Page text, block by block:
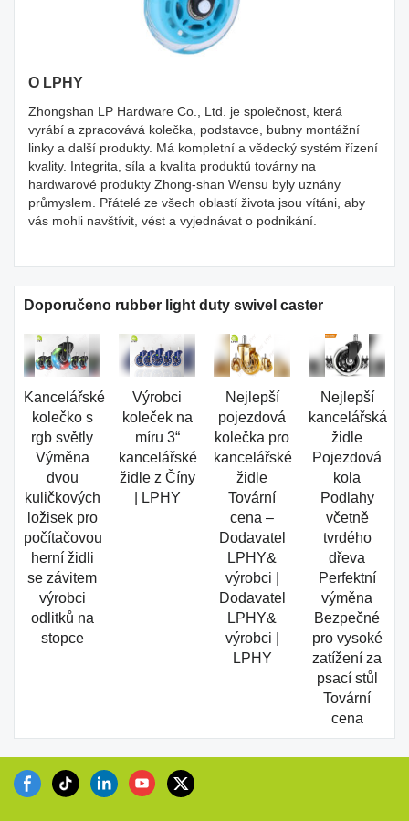
O LPHY
Zhongshan LP Hardware Co., Ltd. je společnost, která
vyrábí a zpracovává kolečka, podstavce, bubny montážní
linky a další produkty. Má kompletní a vědecký systém řízení
kvality. Integrita, síla a kvalita produktů továrny na
hardwarové produkty Zhong-shan Wensu byly uznány
průmyslem. Přátelé ze všech oblastí života jsou vítáni, aby
vás mohli navštívit, vést a vyjednávat o podnikání.
Doporučeno rubber light duty swivel caster
Kancelářské
kolečko s
rgb světly
Výměna
dvou
kuličkových
ložisek pro
počítačovou
herní židli
se závitem
výrobci
odlitků na
stopce
Výrobci
koleček na
míru 3“
kancelářské
židle z Číny
| LPHY
Nejlepší
pojezdová
kolečka pro
kancelářské
židle
Tovární
cena –
Dodavatel
LPHY&
výrobci |
Dodavatel
LPHY&
výrobci |
LPHY
Nejlepší
kancelářská
židle
Pojezdová
kola
Podlahy
včetně
tvrdého
dřeva
Perfektní
výměna
Bezpečné
pro vysoké
zatížení za
psací stůl
Tovární
cena